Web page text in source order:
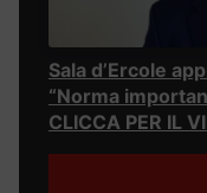
Sala d’Ercole
“Norma
CLICCA PER IL